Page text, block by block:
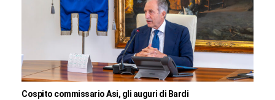
Cospito commissario Asi, gli auguri di Bardi